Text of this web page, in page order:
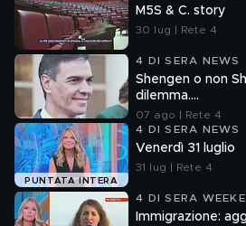
M5S & C. story
30 lug | Rete 4
4 DI SERA NEWS
Shengen o non
dilemma....
07 ago | Rete 4
PUNTATA INTERA
4 DI SERA NEWS
Venerdì 31 luglio
31 lug | Rete 4
4 DI SERA
Immigrazione: